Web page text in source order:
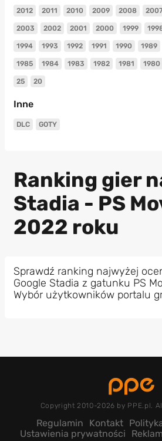
2012 2011 2010 2009 2008 2007
2003 2002 2001 2000 1999
1994 1993 1992 1991 1990 1989
1985 1984 1983 1982 1981 1980
25 20
Inne
DLC GOTY
Ranking gier
Stadia - PS
2022 roku
Sprawdź ranking najwyżej
Google Stadia z gatunku PS
Wybór użytkowników portalu
Copyright 2010-2026 by PPE.pl.
Regulamin Kontakt
Ustawienia prywatności